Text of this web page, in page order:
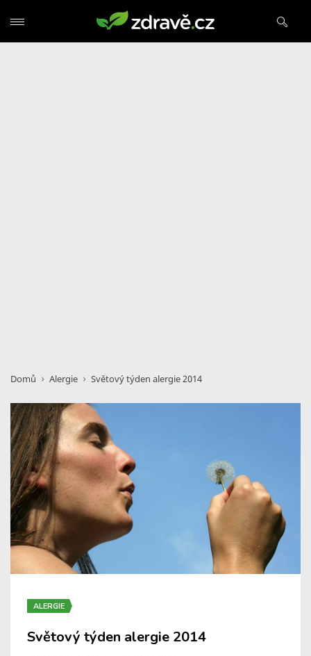
Domů Alergie Světový týden alergie 2014
ALERGIE
Světový týden alergie 2014